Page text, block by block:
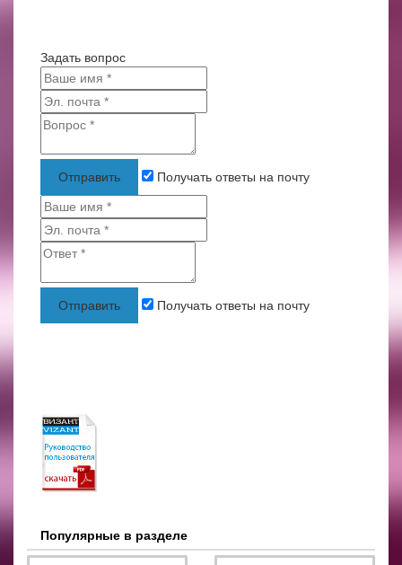
Задать вопрос
Отправить Получать ответы на почту
Отправить Получать ответы на почту
Популярные в разделе